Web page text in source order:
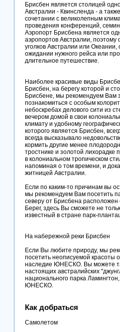
Брисбен является столицей
Австралии - Квинсленда - а
сочетании с великолепным
проведения конференций,
Аэропорт Брисбена является
аэропортов Австралии, поэтому
уголков Австралии или
ожидании нужного рейса или
длительное путешествие.
Наиболее красивые виды
Брисбен, на берегу которой и
Брисбене, мы рекомендуем Вам
познакомиться с особым
небоскребах делового сити из
вечером домой в свои
климату и удобному
которого является Брисбен,
всегда высказывало
кормить другие менее
тростнике и золотой
в колониальном тропическом
напоминая о том времени, и
житницей Австралии.
Если по каким-то причинам вы
мы рекомендуем Вам посетить
северу от Брисбена
Берег, здесь Вы сможете не
известный в стране парк-
На набережной реки Брисбен
Если Вы любите природу, мы
посетить неописуемой красоты
наследие ЮНЕСКО. Вы можете
настоящих австралийских
национального парка
ЮНЕСКО.
Как добраться
Самолетом